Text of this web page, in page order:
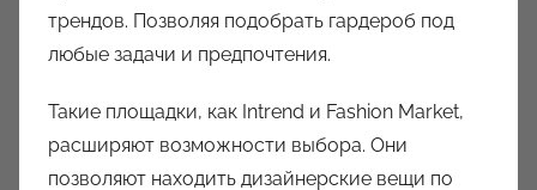
трендов. Позволяя подобрать гардероб под
любые задачи и предпочтения.
Такие площадки, как Intrend и Fashion Market,
расширяют возможности выбора. Они
позволяют находить дизайнерские вещи по